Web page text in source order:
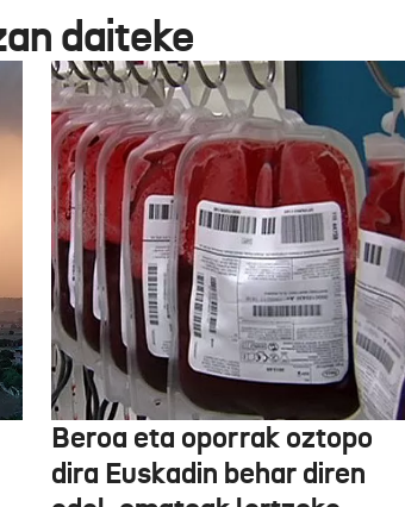
daiteke
Beroa eta oporrak oztopo
dira Euskadin behar diren